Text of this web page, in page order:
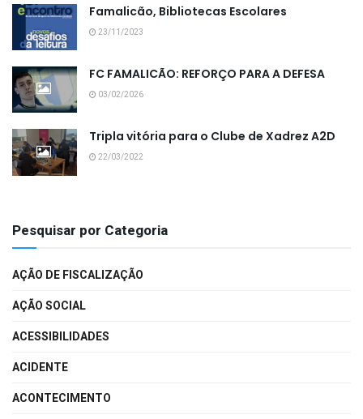
Famalicão, Bibliotecas Escolares
23/11/2023
FC FAMALICÃO: REFORÇO PARA A DEFESA
03/02/2026
Tripla vitória para o Clube de Xadrez A2D
22/03/2022
Pesquisar por Categoria
AÇÃO DE FISCALIZAÇÃO
AÇÃO SOCIAL
ACESSIBILIDADES
ACIDENTE
ACONTECIMENTO